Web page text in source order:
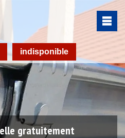
indisponible
gratuitement